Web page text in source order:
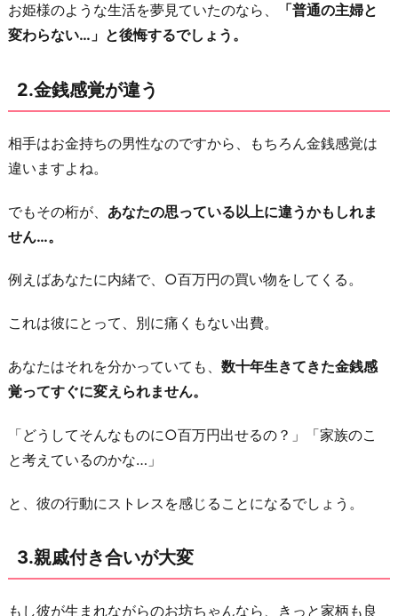
し
く
寂
し
い
5.
気
を
さ
た
子
供
甘
や
か
す
ぎ
お姫様のような生活を夢見ていたのなら、
「普通の主婦と
変わらない…」と後悔するでしょう。
2.金銭感覚が違う
相手はお金持ちの男性なのですから、もちろん金銭感覚は
違いますよね。
でもその桁が、 あなたの思っている以上に違うかもしれま
せん…。
例えばあなたに内緒で、○百万円の買い物をしてくる。
これは彼にとって、別に痛くもない出費。
あなたはそれを分かっていても、 数十年生きてきた金銭感
覚ってすぐに変えられません。
「どうしてそんなものに○百万円出せるの？」「家族のこ
と考えているのかな…」
と、彼の行動にストレスを感じることになるでしょう。
3.親戚付き合いが大変
もし彼が生まれながらのお坊ちゃんなら、きっと家柄も良